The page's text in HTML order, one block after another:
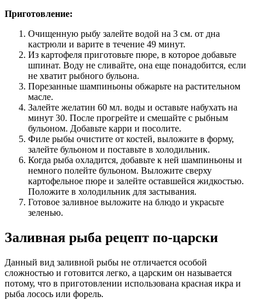
Приготовление:
Очищенную рыбу залейте водой на 3 см. от дна
кастрюли и варите в течение 49 минут.
Из картофеля приготовьте пюре, в которое добавьте
шпинат. Воду не сливайте, она еще понадобится, если
не хватит рыбного бульона.
Порезанные шампиньоны обжарьте на растительном
масле.
Залейте желатин 60 мл. воды и оставьте набухать на
минут 30. После прогрейте и смешайте с рыбным
бульоном. Добавьте карри и посолите.
Филе рыбы очистите от костей, выложите в форму,
залейте бульоном и поставьте в холодильник.
Когда рыба охладится, добавьте к ней шампиньоны и
немного полейте бульоном. Выложите сверху
картофельное пюре и залейте оставшейся жидкостью.
Положите в холодильник для застывания.
Готовое заливное выложите на блюдо и украсьте
зеленью.
Заливная рыба рецепт по-царски
Данный вид заливной рыбы не отличается особой
сложностью и готовится легко, а царским он называется
потому, что в приготовлении использована красная икра и
рыба лосось или форель.